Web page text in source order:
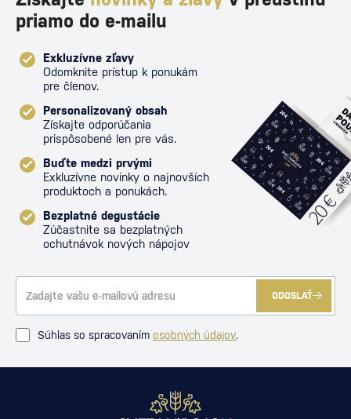
priamo do e-mailu
Exkluzívne zľavy
Odomknite prístup k ponukám
pre členov.
Personalizovaný obsah
Získajte odporúčania
prispôsobené len pre vás.
Buďte medzi prvými
Exkluzívne novinky o najnovších
produktoch a ponukách.
Bezplatné degustácie
Zúčastnite sa bezplatných
ochutnávok nových nápojov
ODOSLAŤ
Súhlas so spracovaním osobných údajov.